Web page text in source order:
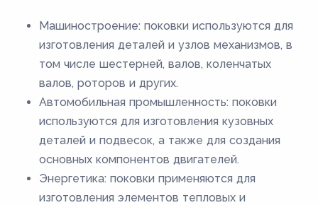
Машиностроение: поковки используются для
изготовления деталей и узлов механизмов, в
том числе шестерней, валов, коленчатых
валов, роторов и других.
Автомобильная промышленность: поковки
используются для изготовления кузовных
деталей и подвесок, а также для создания
основных компонентов двигателей.
Энергетика: поковки применяются для
изготовления элементов тепловых и